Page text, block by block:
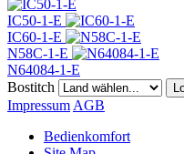
IC50-1-E
IC60-1-E
N58C-1-E
N64084-1-E
Bostitch
Impressum AGB
Bedienkomfort